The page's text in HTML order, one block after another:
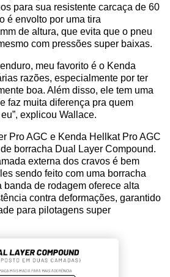
para sua resistente carcaça de 60
é envolto por uma tira
de altura, que evita que o pneu
com pressões super baixas.
meu favorito é o Kenda
razões, especialmente por ter
boa. Além disso, ele tem uma
faz muita diferença pra quem
explicou Wallace.
Pro AGC e Kenda Hellkat Pro AGC
borracha Dual Layer Compound.
externa dos cravos é bem
sendo feito com uma borracha
banda de rodagem oferece alta
contra deformações, garantido
para pilotagens super